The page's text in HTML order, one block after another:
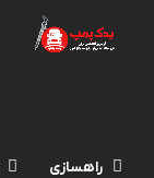
راهسازی